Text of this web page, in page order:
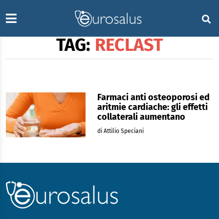
TAG: RECLAST
Farmaci anti osteoporosi ed
aritmie cardiache: gli effetti
collaterali aumentano
di Attilio Speciani